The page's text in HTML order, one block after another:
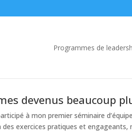
Programmes de
Fév 24 2025
devenus beaucoup
à mon premier séminaire
des exercices pratiques et